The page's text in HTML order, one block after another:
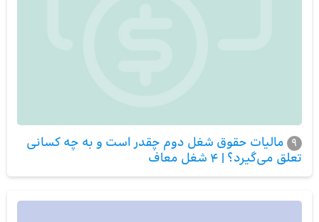
9 مالیات حقوق شغل دوم چقدر است و به چه کسانی
تعلق می‌گیرد؟ | 4 شغل معاف